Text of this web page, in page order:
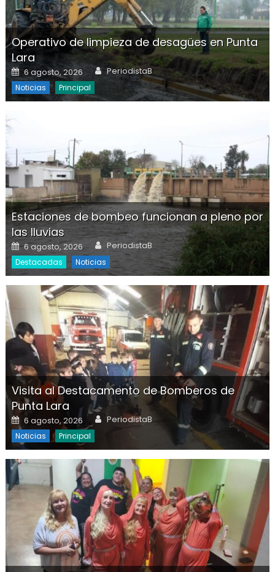
Operativo de limpieza de desagües en Punta
Lara
Posted on
6 agosto, 2026 Author
PeriodistaB
Noticias Principal
Estaciones de bombeo funcionan a pleno por
las lluvias
Posted on
6 agosto, 2026 Author
PeriodistaB
Destacadas Noticias
Visita al Destacamento de Bomberos de
Punta Lara
Posted on
6 agosto, 2026 Author
PeriodistaB
Noticias Principal